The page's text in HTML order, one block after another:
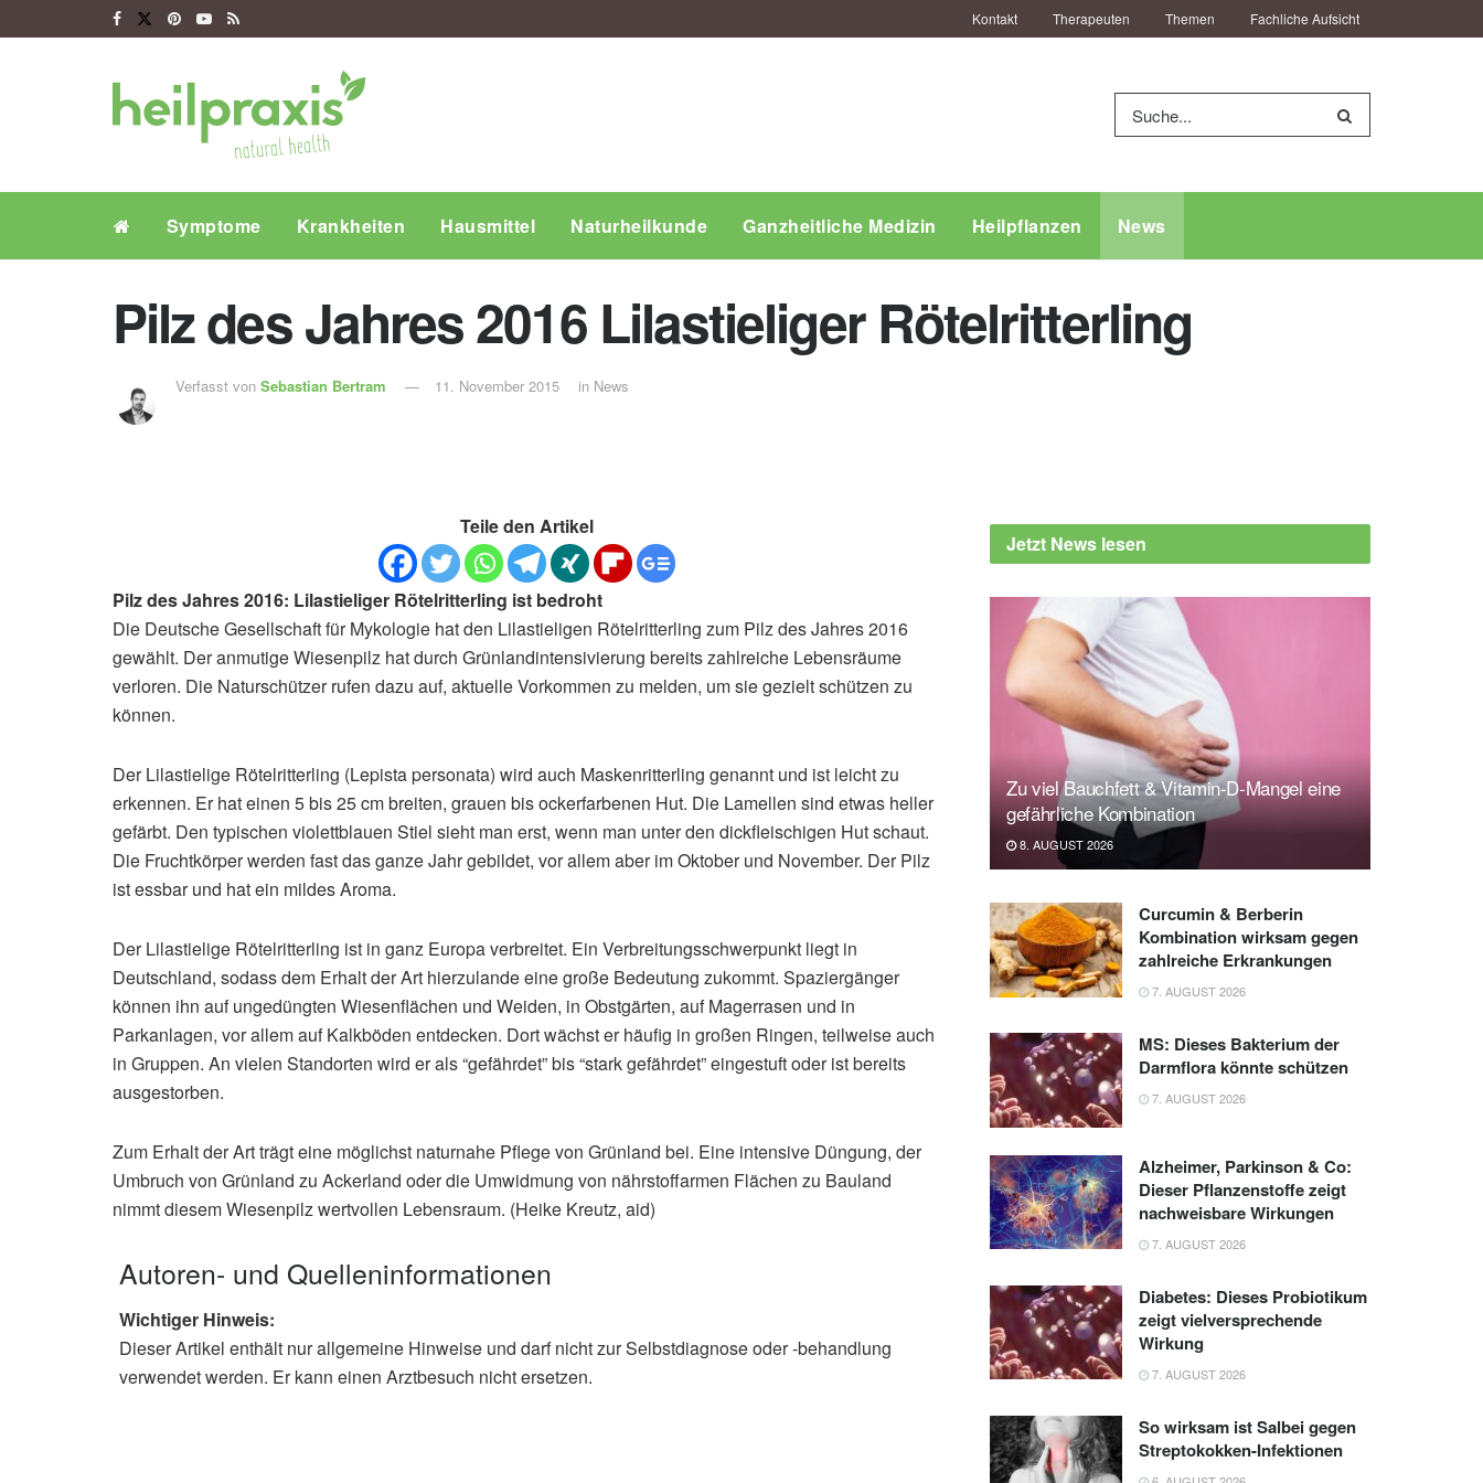
Kontakt Therapeuten Themen Fachliche Aufsicht
Symptome Krankheiten Hausmittel Naturheilkunde Ganzheitliche Medizin Heilpflanzen News
Pilz des Jahres 2016 Lilastieliger Rötelritterling
Verfasst von Sebastian Bertram 11. November 2015 in News
Teile den Artikel
Pilz des Jahres 2016: Lilastieliger Rötelritterling ist bedroht
Die Deutsche Gesellschaft für Mykologie hat den Lilastieligen Rötelritterling zum Pilz des Jahres 2016
gewählt. Der anmutige Wiesenpilz hat durch Grünlandintensivierung bereits zahlreiche Lebensräume
verloren. Die Naturschützer rufen dazu auf, aktuelle Vorkommen zu melden, um sie gezielt schützen zu
können.
Der Lilastielige Rötelritterling (Lepista personata) wird auch Maskenritterling genannt und ist leicht zu
erkennen. Er hat einen 5 bis 25 cm breiten, grauen bis ockerfarbenen Hut. Die Lamellen sind etwas heller
gefärbt. Den typischen violettblauen Stiel sieht man erst, wenn man unter den dickfleischigen Hut schaut.
Die Fruchtkörper werden fast das ganze Jahr gebildet, vor allem aber im Oktober und November. Der Pilz
ist essbar und hat ein mildes Aroma.
Der Lilastielige Rötelritterling ist in ganz Europa verbreitet. Ein Verbreitungsschwerpunkt liegt in
Deutschland, sodass dem Erhalt der Art hierzulande eine große Bedeutung zukommt. Spaziergänger
können ihn auf ungedüngten Wiesenflächen und Weiden, in Obstgärten, auf Magerrasen und in
Parkanlagen, vor allem auf Kalkböden entdecken. Dort wächst er häufig in großen Ringen, teilweise auch
in Gruppen. An vielen Standorten wird er als “gefährdet” bis “stark gefährdet” eingestuft oder ist bereits
ausgestorben.
Zum Erhalt der Art trägt eine möglichst naturnahe Pflege von Grünland bei. Eine intensive Düngung, der
Umbruch von Grünland zu Ackerland oder die Umwidmung von nährstoffarmen Flächen zu Bauland
nimmt diesem Wiesenpilz wertvollen Lebensraum. (Heike Kreutz, aid)
Autoren- und Quelleninformationen
Wichtiger Hinweis:
Dieser Artikel enthält nur allgemeine Hinweise und darf nicht zur Selbstdiagnose oder -behandlung
verwendet werden. Er kann einen Arztbesuch nicht ersetzen.
Jetzt News lesen
Zu viel Bauchfett & Vitamin-D-Mangel eine
gefährliche Kombination
8. AUGUST 2026
Curcumin & Berberin
Kombination wirksam gegen
zahlreiche Erkrankungen
7. AUGUST 2026
MS: Dieses Bakterium der
Darmflora könnte schützen
7. AUGUST 2026
Alzheimer, Parkinson & Co:
Dieser Pflanzenstoffe zeigt
nachweisbare Wirkungen
7. AUGUST 2026
Diabetes: Dieses Probiotikum
zeigt vielversprechende
Wirkung
7. AUGUST 2026
So wirksam ist Salbei gegen
Streptokokken-Infektionen